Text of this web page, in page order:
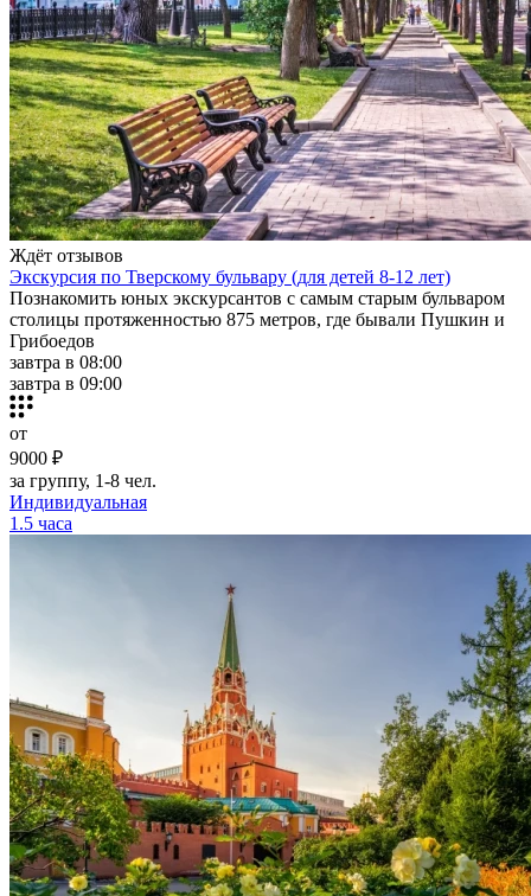
Ждёт отзывов
Экскурсия по Тверскому бульвару (для детей 8-12 лет)
Познакомить юных экскурсантов с самым старым бульваром
столицы протяженностью 875 метров, где бывали Пушкин и
Грибоедов
завтра в 08:00
завтра в 09:00
от
9000 ₽
за группу, 1-8 чел.
Индивидуальная
1.5 часа